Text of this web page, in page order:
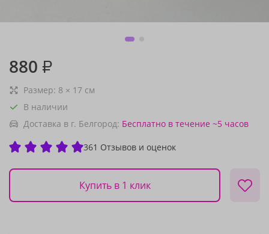
880 ₽
Размер: 8 × 17 см
В наличии
Доставка в г. Белгород: Бесплатно в течение ~5 часов
361 Отзывов и оценок
Купить в 1 клик